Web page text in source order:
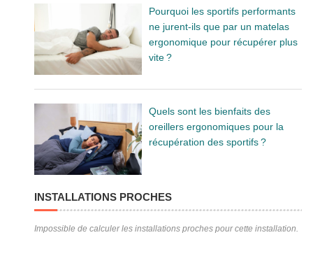
Pourquoi les sportifs performants
ne jurent-ils que par un matelas
ergonomique pour récupérer plus
vite ?
Quels sont les bienfaits des
oreillers ergonomiques pour la
récupération des sportifs ?
INSTALLATIONS PROCHES
Impossible de calculer les installations proches pour cette installation.